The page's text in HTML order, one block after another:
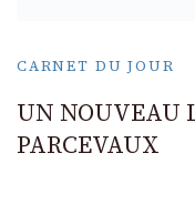
CARNET DU JOUR
UN NOUVEAU
PARCEVAUX